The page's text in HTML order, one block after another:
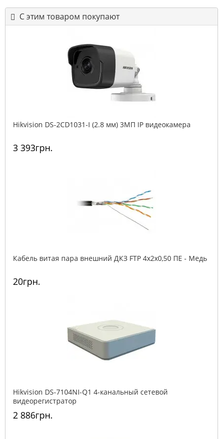
С этим товаром покупают
Hikvision DS-2CD1031-I (2.8 мм) 3МП IP видеокамера
3 393грн.
Кабель витая пара внешний ДКЗ FTP 4x2x0,50 ПE - Медь
20грн.
Hikvision DS-7104NI-Q1 4-канальный сетевой
видеорегистратор
2 886грн.